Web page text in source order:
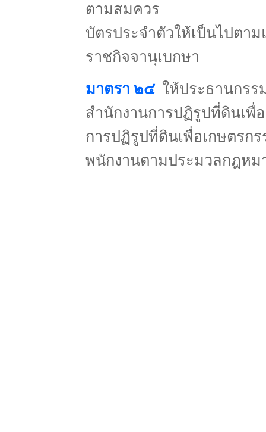
ตามสมควร
บัตรประจำตัวให้เป็นไปตา
ราชกิจจานุเบกษา
มาตรา ๒๔ให้ประธานกรร
สำนักงานการปฏิรูปที่ดินเพื่
การปฏิรูปที่ดินเพื่อเกษตรก
พนักงานตามประมวลกฎหม